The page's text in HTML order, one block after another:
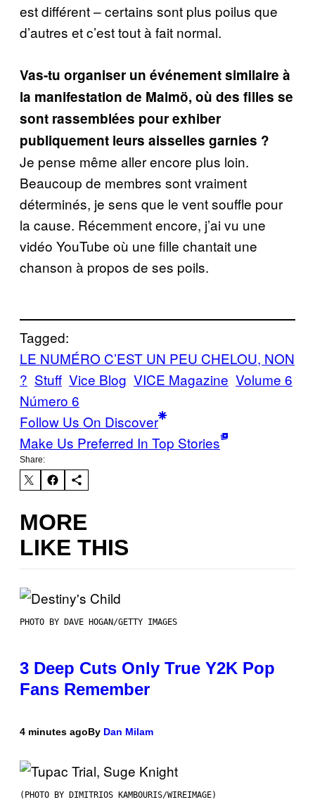
est différent – certains sont plus poilus que
d’autres et c’est tout à fait normal.
Vas-tu organiser un événement similaire à
la manifestation de Malmö, où des filles se
sont rassemblées pour exhiber
publiquement leurs aisselles garnies ?
Je pense même aller encore plus loin.
Beaucoup de membres sont vraiment
déterminés, je sens que le vent souffle pour
la cause. Récemment encore, j’ai vu une
vidéo YouTube où une fille chantait une
chanson à propos de ses poils.
Tagged:
LE NUMÉRO C’EST UN PEU CHELOU, NON
? Stuff Vice Blog VICE Magazine Volume 6
Número 6
Follow Us On Discover
Make Us Preferred In Top Stories
Share:
MORE
LIKE THIS
PHOTO BY DAVE HOGAN/GETTY IMAGES
3 Deep Cuts Only True Y2K Pop
Fans Remember
4 minutes agoBy Dan Milam
(PHOTO BY DIMITRIOS KAMBOURIS/WIREIMAGE)